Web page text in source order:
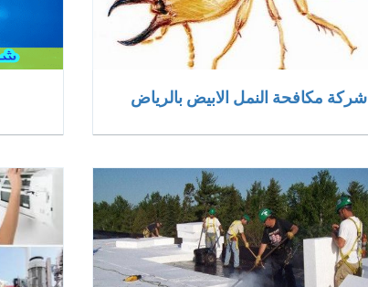
شركة مكافحة النمل الابيض بالرياض